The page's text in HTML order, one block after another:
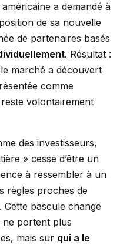
a demandé à
de sa nouvelle
de partenaires basés
. Résultat :
marché a découvert
comme
volontairement
des investisseurs,
» cesse d’être un
à ressembler à un
règles proches de
Cette bascule change
ne portent plus
mais sur qui a le